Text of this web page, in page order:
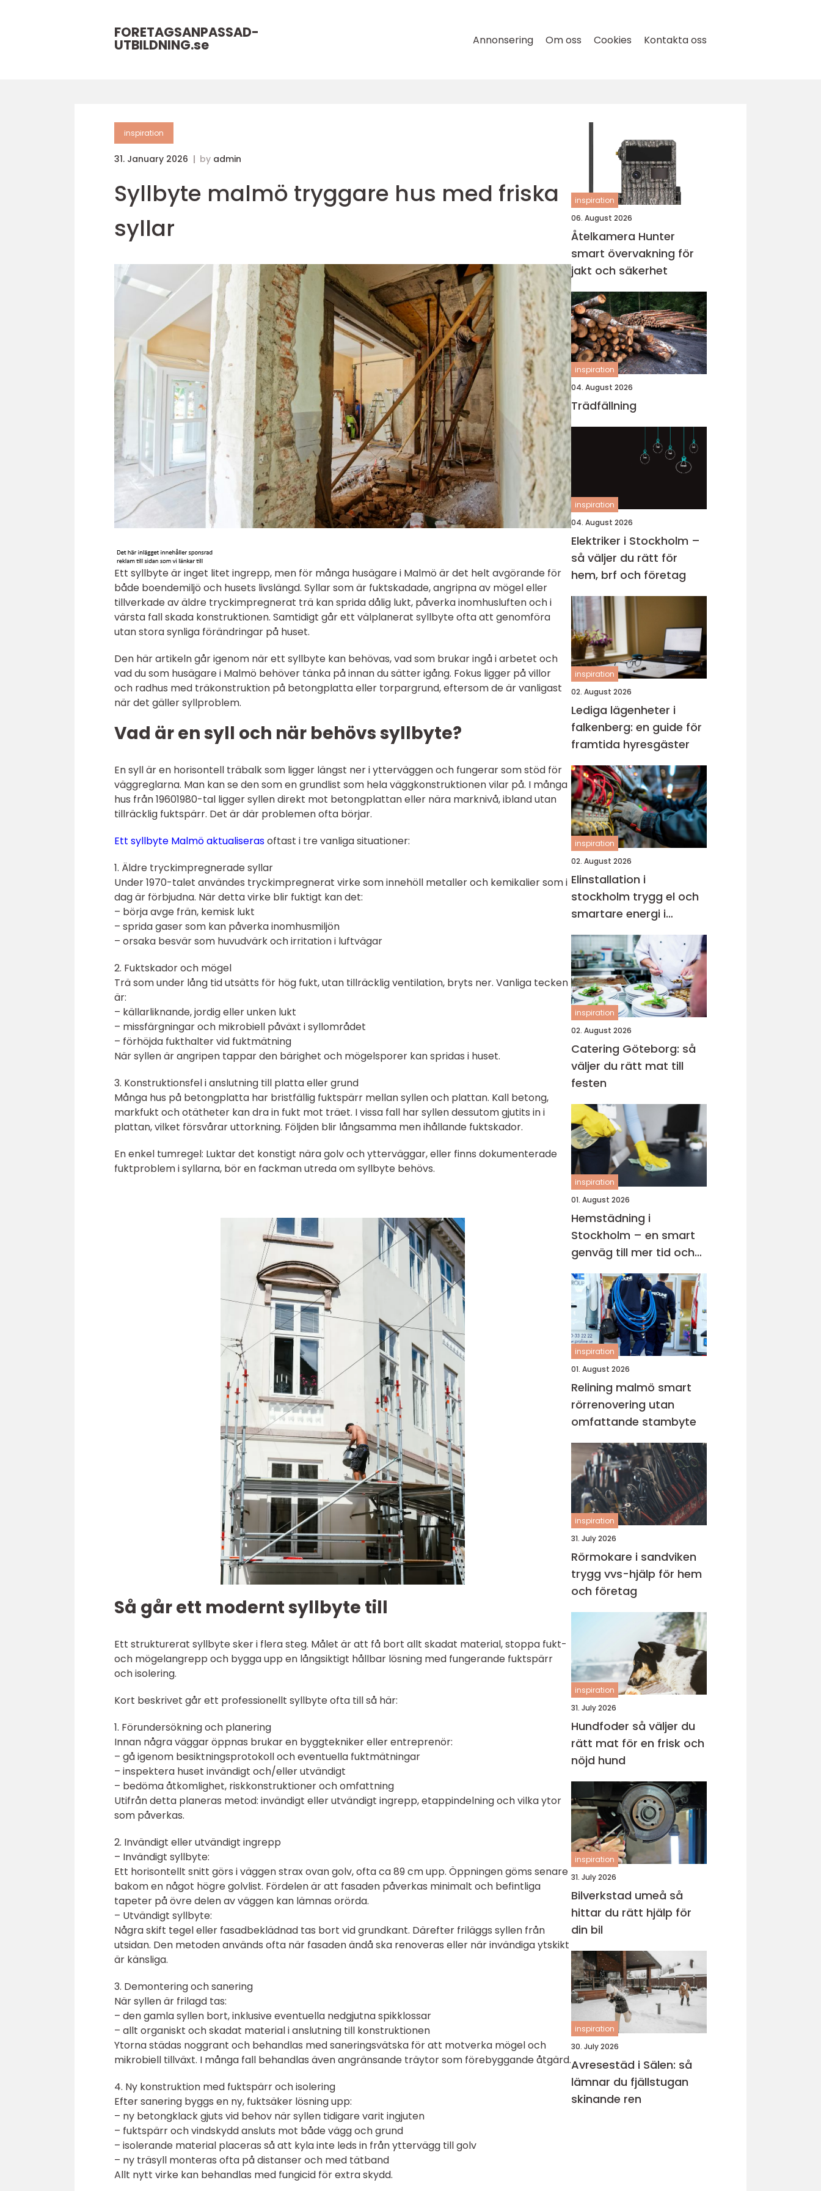
FORETAGSANPASSAD-
UTBILDNING.se Annonsering Om oss Cookies Kontakta oss
inspiration
31. January 2026 by admin
Syllbyte malmö tryggare hus med friska
syllar
Ett syllbyte är inget litet ingrepp, men för många husägare i Malmö är det helt avgörande för
både boendemiljö och husets livslängd. Syllar som är fuktskadade, angripna av mögel eller
tillverkade av äldre tryckimpregnerat trä kan sprida dålig lukt, påverka inomhusluften och i
värsta fall skada konstruktionen. Samtidigt går ett välplanerat syllbyte ofta att genomföra
utan stora synliga förändringar på huset.
Den här artikeln går igenom när ett syllbyte kan behövas, vad som brukar ingå i arbetet och
vad du som husägare i Malmö behöver tänka på innan du sätter igång. Fokus ligger på villor
och radhus med träkonstruktion på betongplatta eller torpargrund, eftersom de är vanligast
när det gäller syllproblem.
Vad är en syll och när behövs syllbyte?
En syll är en horisontell träbalk som ligger längst ner i ytterväggen och fungerar som stöd för
väggreglarna. Man kan se den som en grundlist som hela väggkonstruktionen vilar på. I många
hus från 19601980-tal ligger syllen direkt mot betongplattan eller nära marknivå, ibland utan
tillräcklig fuktspärr. Det är där problemen ofta börjar.
Ett syllbyte Malmö aktualiserasoftast i tre vanliga situationer:
1. Äldre tryckimpregnerade syllar
Under 1970-talet användes tryckimpregnerat virke som innehöll metaller och kemikalier som i
dag är förbjudna. När detta virke blir fuktigt kan det:
– börja avge frän, kemisk lukt
– sprida gaser som kan påverka inomhusmiljön
– orsaka besvär som huvudvärk och irritation i luftvägar
2. Fuktskador och mögel
Trä som under lång tid utsätts för hög fukt, utan tillräcklig ventilation, bryts ner. Vanliga tecken
är:
– källarliknande, jordig eller unken lukt
– missfärgningar och mikrobiell påväxt i syllområdet
– förhöjda fukthalter vid fuktmätning
När syllen är angripen tappar den bärighet och mögelsporer kan spridas i huset.
3. Konstruktionsfel i anslutning till platta eller grund
Många hus på betongplatta har bristfällig fuktspärr mellan syllen och plattan. Kall betong,
markfukt och otätheter kan dra in fukt mot träet. I vissa fall har syllen dessutom gjutits in i
plattan, vilket försvårar uttorkning. Följden blir långsamma men ihållande fuktskador.
En enkel tumregel: Luktar det konstigt nära golv och ytterväggar, eller finns dokumenterade
fuktproblem i syllarna, bör en fackman utreda om syllbyte behövs.
Så går ett modernt syllbyte till
Ett strukturerat syllbyte sker i flera steg. Målet är att få bort allt skadat material, stoppa fukt-
och mögelangrepp och bygga upp en långsiktigt hållbar lösning med fungerande fuktspärr
och isolering.
Kort beskrivet går ett professionellt syllbyte ofta till så här:
1. Förundersökning och planering
Innan några väggar öppnas brukar en byggtekniker eller entreprenör:
– gå igenom besiktningsprotokoll och eventuella fuktmätningar
– inspektera huset invändigt och/eller utvändigt
– bedöma åtkomlighet, riskkonstruktioner och omfattning
Utifrån detta planeras metod: invändigt eller utvändigt ingrepp, etappindelning och vilka ytor
som påverkas.
2. Invändigt eller utvändigt ingrepp
– Invändigt syllbyte:
Ett horisontellt snitt görs i väggen strax ovan golv, ofta ca 89 cm upp. Öppningen göms senare
bakom en något högre golvlist. Fördelen är att fasaden påverkas minimalt och befintliga
tapeter på övre delen av väggen kan lämnas orörda.
– Utvändigt syllbyte:
Några skift tegel eller fasadbeklädnad tas bort vid grundkant. Därefter friläggs syllen från
utsidan. Den metoden används ofta när fasaden ändå ska renoveras eller när invändiga ytskikt
är känsliga.
3. Demontering och sanering
När syllen är frilagd tas:
– den gamla syllen bort, inklusive eventuella nedgjutna spikklossar
– allt organiskt och skadat material i anslutning till konstruktionen
Ytorna städas noggrant och behandlas med saneringsvätska för att motverka mögel och
mikrobiell tillväxt. I många fall behandlas även angränsande träytor som förebyggande åtgärd.
4. Ny konstruktion med fuktspärr och isolering
Efter sanering byggs en ny, fuktsäker lösning upp:
– ny betongklack gjuts vid behov när syllen tidigare varit ingjuten
– fuktspärr och vindskydd ansluts mot både vägg och grund
– isolerande material placeras så att kyla inte leds in från yttervägg till golv
– ny träsyll monteras ofta på distanser och med tätband
Allt nytt virke kan behandlas med fungicid för extra skydd.
inspiration
06. August 2026
Åtelkamera Hunter
smart övervakning för
jakt och säkerhet
inspiration
04. August 2026
Trädfällning
inspiration
04. August 2026
Elektriker i Stockholm –
så väljer du rätt för
hem, brf och företag
inspiration
02. August 2026
Lediga lägenheter i
falkenberg: en guide för
framtida hyresgäster
inspiration
02. August 2026
Elinstallation i
stockholm trygg el och
smartare energi i
vardagen
inspiration
02. August 2026
Catering Göteborg: så
väljer du rätt mat till
festen
inspiration
01. August 2026
Hemstädning i
Stockholm – en smart
genväg till mer tid och
lugn i vardagen
inspiration
01. August 2026
Relining malmö smart
rörrenovering utan
omfattande stambyte
inspiration
31. July 2026
Rörmokare i sandviken
trygg vvs-hjälp för hem
och företag
inspiration
31. July 2026
Hundfoder så väljer du
rätt mat för en frisk och
nöjd hund
inspiration
31. July 2026
Bilverkstad umeå så
hittar du rätt hjälp för
din bil
inspiration
30. July 2026
Avresestäd i Sälen: så
lämnar du fjällstugan
skinande ren